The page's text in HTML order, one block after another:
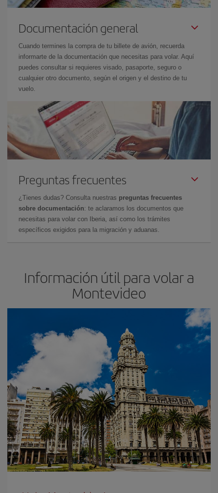
Documentación general
Cuando termines la compra de tu billete de avión, recuerda
informarte de la documentación que necesitas para volar. Aquí
puedes consultar si requieres visado, pasaporte, seguro o
cualquier otro documento, según el origen y el destino de tu
vuelo.
Preguntas frecuentes
¿Tienes dudas? Consulta nuestras preguntas frecuentes
sobre documentación: te aclaramos los documentos que
necesitas para volar con Iberia, así como los trámites
específicos exigidos para la migración y aduanas.
Información útil para volar a
Montevideo